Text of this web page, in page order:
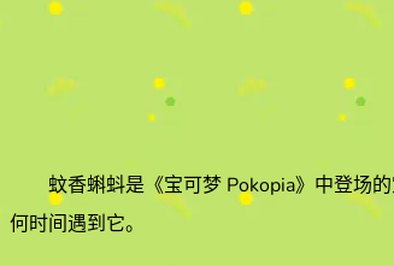
蚊香蝌蚪是《宝可梦 Pokopia》中登场
何时间遇到它。